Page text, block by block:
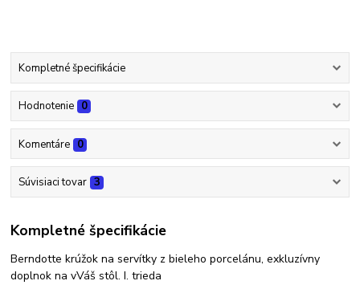
Kompletné špecifikácie
Hodnotenie 0
Komentáre 0
Súvisiaci tovar 3
Kompletné špecifikácie
Berndotte krúžok na servítky z bieleho porcelánu, exkluzívny
doplnok na vVáš stôl. I. trieda